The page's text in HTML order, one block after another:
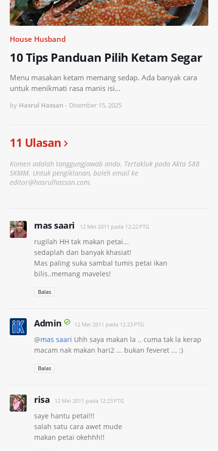
House Husband
10 Tips Panduan Pilih Ketam Segar
Menu masakan ketam memang sedap. Ada banyak cara
untuk menikmati rasa manis isi…
by Hasrul Hassan - Disember 15, 2025
11 Ulasan
Komen adalah tanggungjawab anda. Tertakluk pada Akta 588
SKMM. Untuk pengiklanan, boleh email ke
editor@hasrulhassan.com.
mas saari 12 Mei 2011 pada 12:22 PTG
rugilah HH tak makan petai...
sedaplah dan banyak khasiat!
Mas paling suka sambal tumis petai ikan
bilis..memang maveles!
Balas
Admin 12 Mei 2011 pada 12:23 PTG
@mas saari Uhh saya makan la .. cuma tak la kerap
macam nak makan hari2 ... bukan feveret ... :)
Balas
risa 12 Mei 2011 pada 12:23 PTG
saye hantu petai!!!
salah satu cara awet mude
makan petai okehhh!!